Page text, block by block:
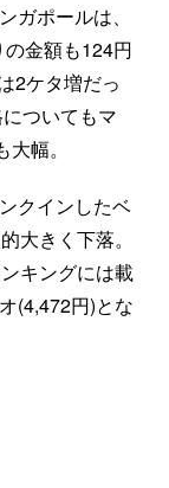
ガポールは、
金額も124円
2ケタ増だっ
ついてもマ
幅。
クインしたベ
大きく下落。
キングには載
(4,472円)とな